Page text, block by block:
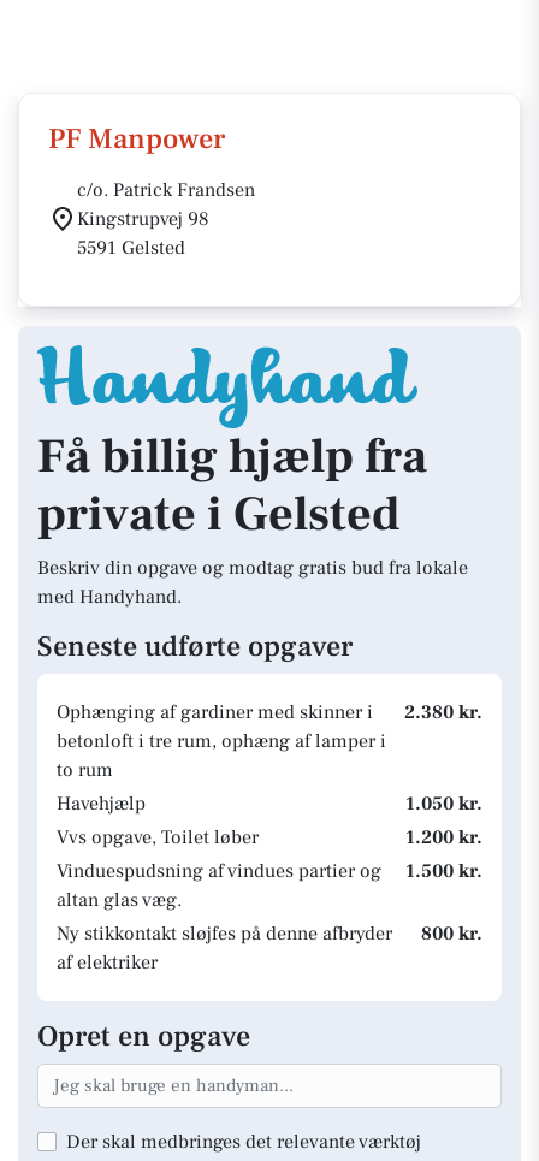
PF Manpower
c/o. Patrick Frandsen
Kingstrupvej 98
5591 Gelsted
Få billig hjælp fra
private i Gelsted
Beskriv din opgave og modtag gratis bud fra lokale
med Handyhand.
Seneste udførte opgaver
Ophænging af gardiner med skinner i
betonloft i tre rum, ophæng af lamper i
to rum
2.380 kr.
Havehjælp
1.050 kr.
Vvs opgave, Toilet løber
1.200 kr.
Vinduespudsning af vindues partier og
altan glas væg.
1.500 kr.
Ny stikkontakt sløjfes på denne afbryder
af elektriker
800 kr.
Opret en opgave
Der skal medbringes det relevante værktøj